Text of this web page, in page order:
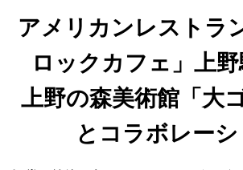
Restaurant
Wedding
IR
アメリカンレストラ
ロックカフェ」上
上野の森美術館「大
とコラボレー